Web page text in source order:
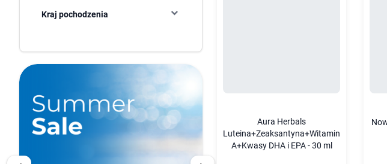
Kraj pochodzenia
Aura Herbals
Luteina+Zeaksantyna+Witamina
A+Kwasy DHA i EPA - 30 ml